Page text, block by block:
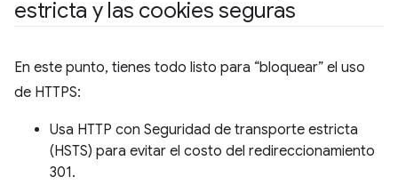
estricta y las cookies seguras
En este punto, tienes todo listo para “bloquear” el uso
de HTTPS:
Usa HTTP con Seguridad de transporte estricta
(HSTS) para evitar el costo del redireccionamiento
301.